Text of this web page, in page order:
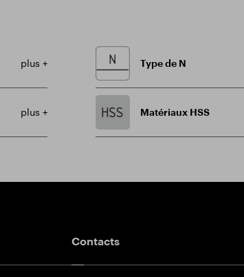
plus +
plus +
Type de N
Matériaux HSS
Contacts